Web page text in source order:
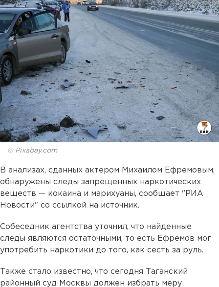
© Pixabay.com
В анализах, сданных актером Михаилом Ефремовым,
обнаружены следы запрещенных наркотических
веществ — кокаина и марихуаны, сообщает "РИА
Новости" со ссылкой на источник.
Собеседник агентства уточнил, что найденные
следы являются остаточными, то есть Ефремов мог
употребить наркотики до того, как сесть за руль.
Также стало известно, что сегодня Таганский
районный суд Москвы должен избрать меру